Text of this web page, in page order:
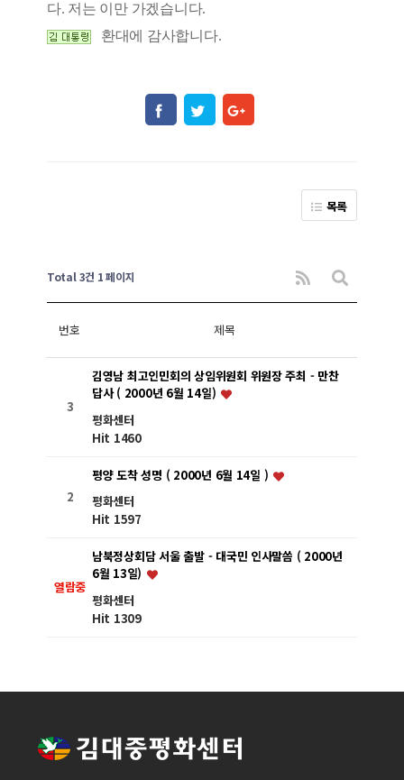
다. 저는 이만 가겠습니다.
환대에 감사합니다.
목록
Total 3건 1 페이지
번호 제목
3
김영남 최고인민회의 상임위원회 위원장 주최 - 만찬
답사 ( 2000년 6월 14일)
평화센터
Hit 1460
2
평양 도착 성명 ( 2000년 6월 14일 )
평화센터
Hit 1597
열람중
남북정상회담 서울 출발 - 대국민 인사말씀 ( 2000년
6월 13일)
평화센터
Hit 1309